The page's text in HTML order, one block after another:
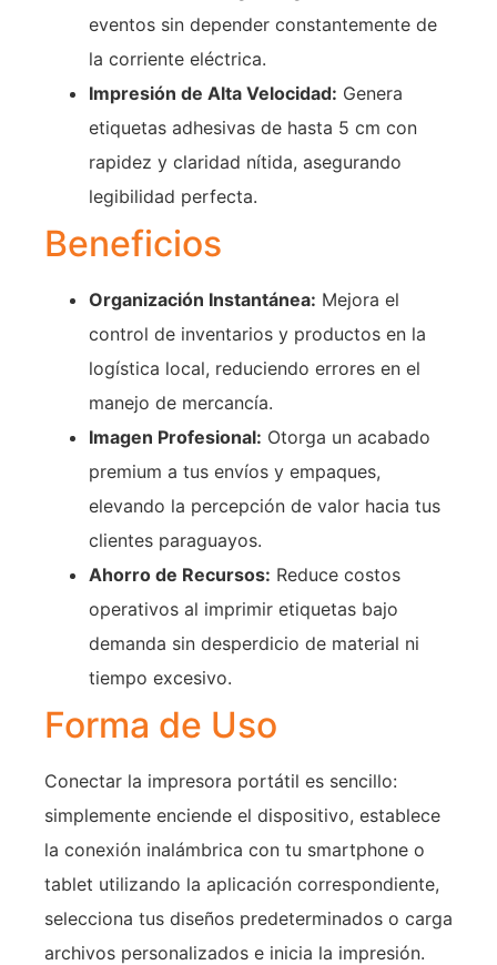
eventos sin depender constantemente de
la corriente eléctrica.
Impresión de Alta Velocidad: Genera
etiquetas adhesivas de hasta 5 cm con
rapidez y claridad nítida, asegurando
legibilidad perfecta.
Beneficios
Organización Instantánea: Mejora el
control de inventarios y productos en la
logística local, reduciendo errores en el
manejo de mercancía.
Imagen Profesional: Otorga un acabado
premium a tus envíos y empaques,
elevando la percepción de valor hacia tus
clientes paraguayos.
Ahorro de Recursos: Reduce costos
operativos al imprimir etiquetas bajo
demanda sin desperdicio de material ni
tiempo excesivo.
Forma de Uso
Conectar la impresora portátil es sencillo:
simplemente enciende el dispositivo, establece
la conexión inalámbrica con tu smartphone o
tablet utilizando la aplicación correspondiente,
selecciona tus diseños predeterminados o carga
archivos personalizados e inicia la impresión.